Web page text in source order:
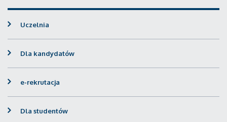
Uczelnia
Dla kandydatów
e-rekrutacja
Dla studentów